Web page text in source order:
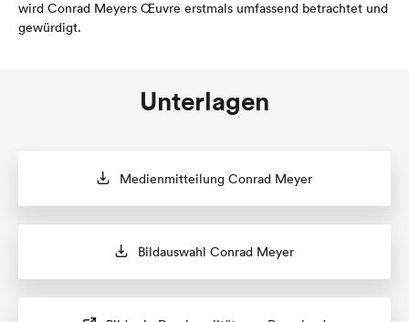
wird Conrad Meyers Œuvre erstmals umfassend betrachtet und
gewürdigt.
Unterlagen
Medienmitteilung Conrad Meyer
Bildauswahl Conrad Meyer